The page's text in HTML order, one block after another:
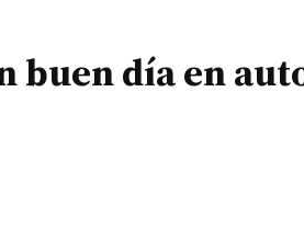
buen día en